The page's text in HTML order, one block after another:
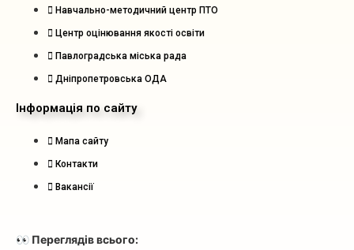
Навчально-методичний центр ПТО
Центр оцінювання якості освіти
Павлоградська міська рада
Дніпропетровська ОДА
Інформація по сайту
Мапа сайту
Контакти
Вакансії
👀 Переглядів всього: